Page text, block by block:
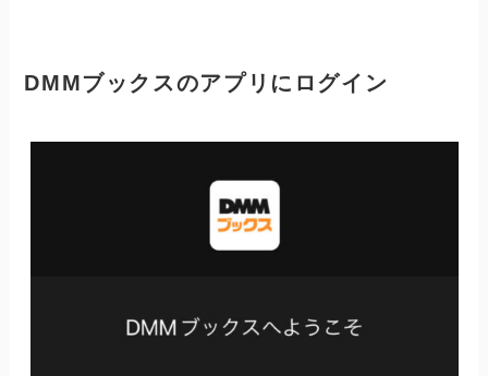
DMMブックスのアプリにログイン